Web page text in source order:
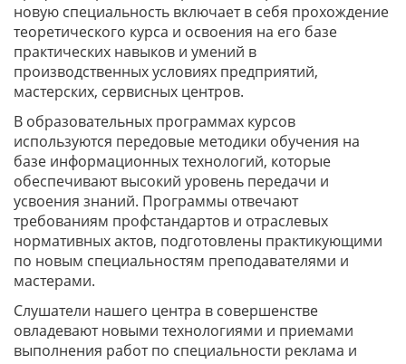
новую специальность включает в себя прохождение
теоретического курса и освоения на его базе
практических навыков и умений в
производственных условиях предприятий,
мастерских, сервисных центров.
В образовательных программах курсов
используются передовые методики обучения на
базе информационных технологий, которые
обеспечивают высокий уровень передачи и
усвоения знаний. Программы отвечают
требованиям профстандартов и отраслевых
нормативных актов, подготовлены практикующими
по новым специальностям преподавателями и
мастерами.
Слушатели нашего центра в совершенстве
овладевают новыми технологиями и приемами
выполнения работ по специальности реклама и